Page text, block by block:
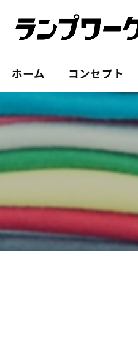
ホーム コンセプト